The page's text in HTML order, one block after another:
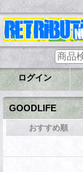
ログイン
GOODLIFE
おすすめ順